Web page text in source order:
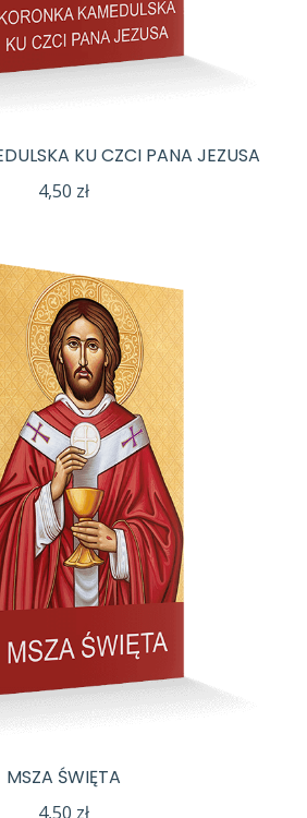
KU CZCI PANA JEZUSA
4,50 zł
MSZA ŚWIĘTA
4,50 zł